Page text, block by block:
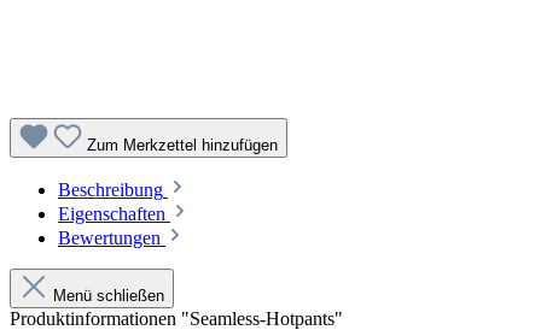
Zum Merkzettel hinzufügen
Beschreibung
Eigenschaften
Bewertungen
Menü schließen
Produktinformationen "Seamless-Hotpants"